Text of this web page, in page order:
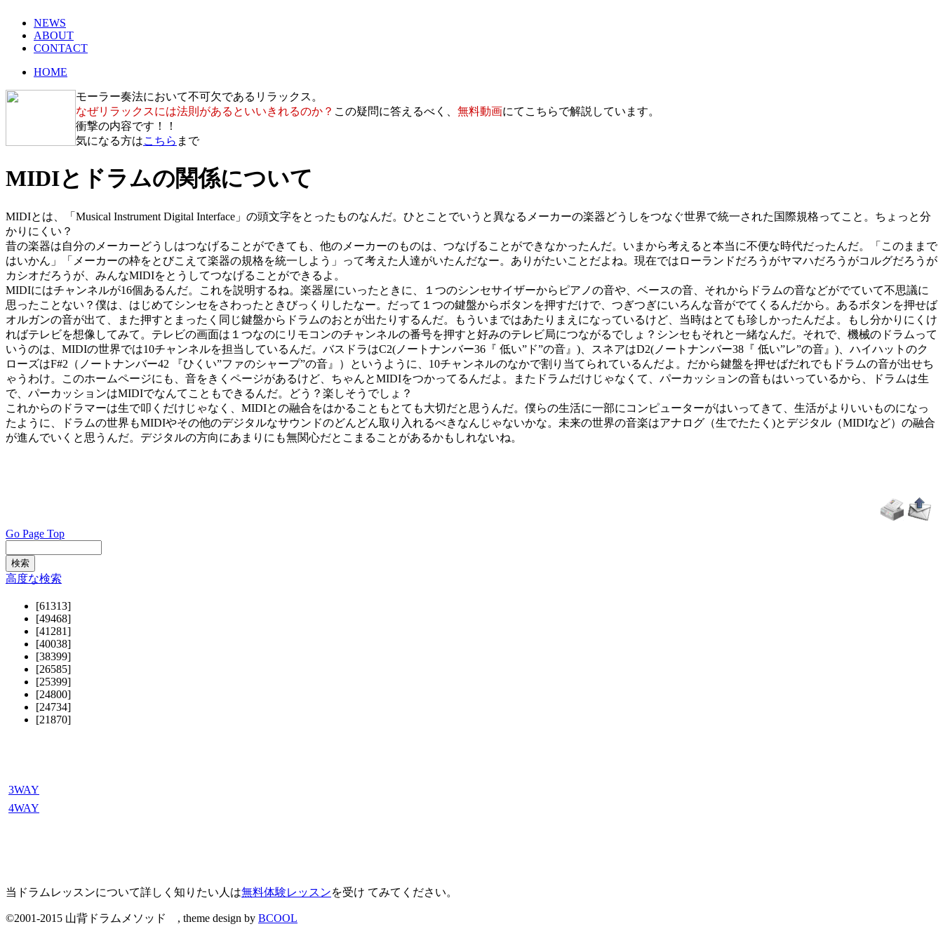
NEWS
ABOUT
CONTACT
HOME
モーラー奏法において不可欠であるリラックス。
なぜリラックスには法則があるといいきれるのか？ この疑問に答えるべく、 無料動画にてこちらで解説しています。
衝撃の内容です！！
気になる方はこちら まで
MIDIとドラムの関係について
MIDIとは、「Musical Instrument Digital Interface」の頭文字をとったものなんだ。ひとことでいうと異なるメーカーの楽器どうしをつなぐ世界で統一された国際規格ってこと。ちょっと分
かりにくい？
昔の楽器は自分のメーカーどうしはつなげることができても、他のメーカーのものは、つなげることができなかったんだ。いまから考えると本当に不便な時代だったんだ。「このままで
はいかん」「メーカーの枠をとびこえて楽器の規格を統一しよう」って考えた人達がいたんだなー。ありがたいことだよね。現在ではローランドだろうがヤマハだろうがコルグだろうが
カシオだろうが、みんなMIDIをとうしてつなげることができるよ。
MIDIにはチャンネルが16個あるんだ。これを説明するね。楽器屋にいったときに、１つのシンセサイザーからピアノの音や、ベースの音、それからドラムの音などがでていて不思議に
思ったことない？僕は、はじめてシンセをさわったときびっくりしたなー。だって１つの鍵盤からボタンを押すだけで、つぎつぎにいろんな音がでてくるんだから。あるボタンを押せば
オルガンの音が出て、また押すとまったく同じ鍵盤からドラムのおとが出たりするんだ。もういまではあたりまえになっているけど、当時はとても珍しかったんだよ。もし分かりにくけ
ればテレビを想像してみて。テレビの画面は１つなのにリモコンのチャンネルの番号を押すと好みのテレビ局につながるでしょ？シンセもそれと一緒なんだ。それで、機械のドラムって
いうのは、MIDIの世界では10チャンネルを担当しているんだ。バスドラはC2(ノートナンバー36『 低い”ド”の音』)、スネアはD2(ノートナンバー38『 低い”レ”の音』)、ハイハットのク
ローズはF#2（ノートナンバー42 『ひくい”ファのシャープ”の音』）というように、10チャンネルのなかで割り当てられているんだよ。だから鍵盤を押せばだれでもドラムの音が出せち
ゃうわけ。このホームページにも、音をきくページがあるけど、ちゃんとMIDIをつかってるんだよ。またドラムだけじゃなくて、パーカッションの音もはいっているから、ドラムは生
で、パーカッションはMIDIでなんてこともできるんだ。どう？楽しそうでしょ？
これからのドラマーは生で叩くだけじゃなく、MIDIとの融合をはかることもとても大切だと思うんだ。僕らの生活に一部にコンピューターがはいってきて、生活がよりいいものになっ
たように、ドラムの世界もMIDIやその他のデジタルなサウンドのどんどん取り入れるべきなんじゃないかな。未来の世界の音楽はアナログ（生でたたく)とデジタル（MIDIなど）の融合
が進んでいくと思うんだ。デジタルの方向にあまりにも無関心だとこまることがあるかもしれないね。
Go Page Top
高度な検索
[61313]
[49468]
[41281]
[40038]
[38399]
[26585]
[25399]
[24800]
[24734]
[21870]
3WAY
4WAY
当ドラムレッスンについて詳しく知りたい人は無料体験レッスンを受け てみてください。
©2001-2015 山背ドラムメソッド , theme design by BCOOL